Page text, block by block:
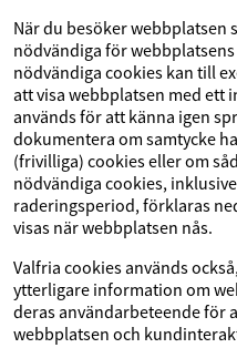
När du besöker webbplatsen
nödvändiga för
nödvändiga cookies kan till
att visa webbplatsen med ett
används för att känna igen
dokumentera om samtycke
(frivilliga) cookies eller om
nödvändiga cookies,
raderingsperiod, förklaras
visas när webbplatsen nås.
Valfria cookies används
ytterligare information om
deras användarbeteende för
webbplatsen och